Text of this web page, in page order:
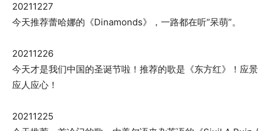
20211227
今天推荐蕾哈娜的《Dinamonds》，一路都在听“呆萌”。
20211226
今天才是我们中国的圣诞节啦！推荐的歌是《东方红》！应景
应人应心！
20211225